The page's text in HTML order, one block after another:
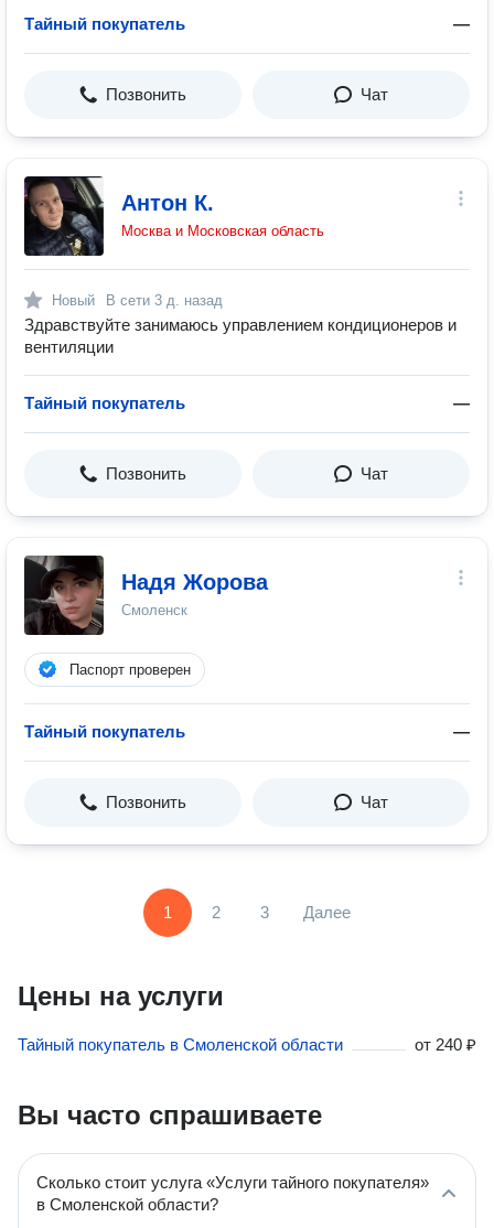
Тайный покупатель —
Позвонить Чат
Антон К.
Москва и Московская область
Новый В сети 3 д. назад
Здравствуйте занимаюсь управлением кондиционеров и
вентиляции
Тайный покупатель —
Позвонить Чат
Надя Жорова
Смоленск
Паспорт проверен
Тайный покупатель —
Позвонить Чат
1 2 3 Далее
Цены на услуги
Тайный покупатель в Смоленской области от 240 ₽
Вы часто спрашиваете
Сколько стоит услуга «Услуги тайного покупателя»
в Смоленской области?